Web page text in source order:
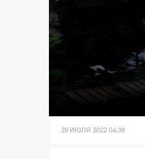
28 ИЮЛЯ 2022 04:38